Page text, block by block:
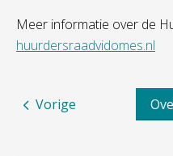
Meer informatie over de
huurdersraadvidomes.nl
Vorige